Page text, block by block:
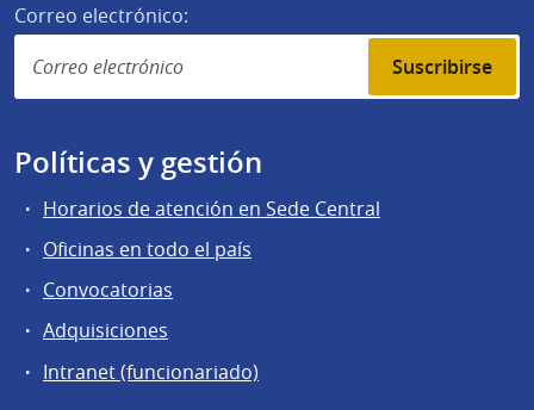
Correo electrónico:
Suscribirse
Políticas y gestión
Horarios de atención en Sede Central
Oficinas en todo el país
Convocatorias
Adquisiciones
Intranet (funcionariado)